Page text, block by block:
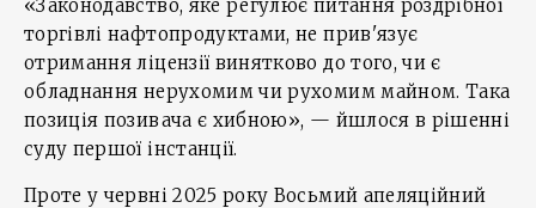
«Законодавство, яке регулює питання роздрібної
торгівлі нафтопродуктами, не прив'язує
отримання ліцензії винятково до того, чи є
обладнання нерухомим чи рухомим майном. Така
позиція позивача є хибною», — йшлося в рішенні
суду першої інстанції.
Проте у червні 2025 року Восьмий апеляційний